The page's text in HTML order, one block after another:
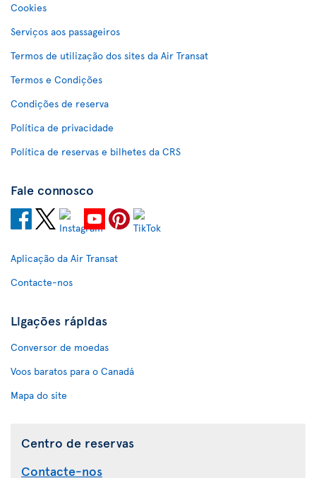
Cookies
Serviços aos passageiros
Termos de utilização dos sites da Air Transat
Termos e Condições
Condições de reserva
Política de privacidade
Política de reservas e bilhetes da CRS
Fale connosco
Aplicação da Air Transat
Contacte-nos
Ligações rápidas
Conversor de moedas
Voos baratos para o Canadá
Mapa do site
Centro de reservas
Contacte-nos